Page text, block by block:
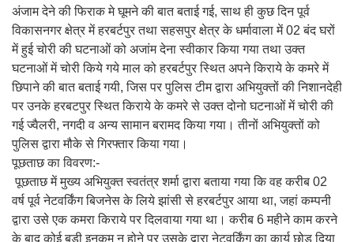
अंजाम देने की फिराक मे घूमने की बात बताई गई, साथ ही कुछ दिन पूर्व
विकासनगर क्षेत्र में हरबर्टपुर तथा सहसपुर क्षेत्र के धर्मावाला में 02 बंद घरों
में हुई चोरी की घटनाओं को अजांम देना स्वीकार किया गया तथा उक्त
घटनाओं में चोरी किये गये माल को हरबर्टपुर स्थित अपने किराये के कमरे में
छिपाने की बात बताई गयी, जिस पर पुलिस टीम द्वारा अभियुक्तों की निशानदेही
पर उनके हरबटपुर स्थित किराये के कमरे से उक्त दोनो घटनाओं में चोरी की
गई ज्वैलरी, नगदी व अन्य सामान बरामद किया गया। तीनों अभियुक्तों को
पुलिस द्वारा मौके से गिरफ्तार किया गया।
पूछताछ का विवरण:-
पूछताछ में मुख्य अभियुक्त स्वतंत्र शर्मा द्वारा बताया गया कि वह करीब 02
वर्ष पूर्व नेटवर्किंग बिजनेस के लिये झांसी से हरबर्टपुर आया था, जहां कम्पनी
द्वारा उसे एक कमरा किराये पर दिलवाया गया था। करीब 6 महीने काम करने
के बाद कोई बडी इनकम न होने पर उसके द्वारा नेटवर्किंग का कार्य छोड़ दिया